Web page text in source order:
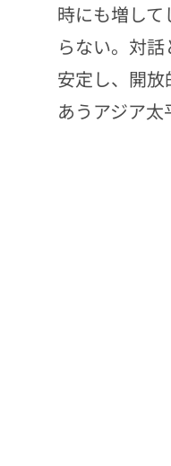
時にも増し
らない。対
安定し、開
あうアジア太